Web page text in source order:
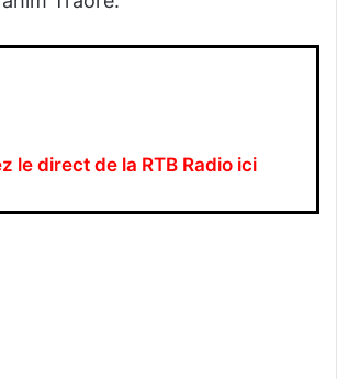
le direct de la RTB Radio ici